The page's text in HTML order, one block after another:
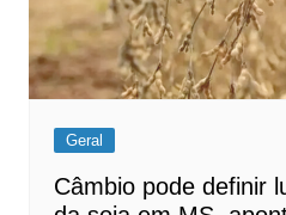
Geral
Câmbio pode definir